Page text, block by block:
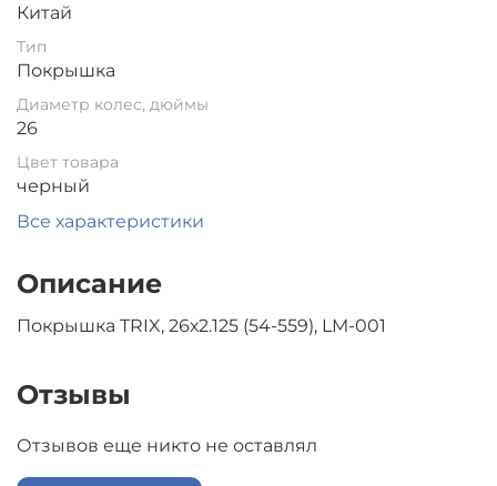
Китай
Тип
Покрышка
Диаметр колес, дюймы
26
Цвет товара
черный
Все характеристики
Описание
Покрышка TRIX, 26х2.125 (54-559), LM-001
Отзывы
Отзывов еще никто не оставлял